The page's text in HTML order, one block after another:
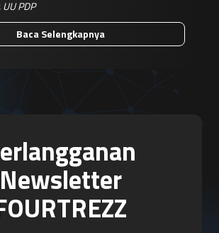
UU PDP
Baca Selengkapnya
Newsletter